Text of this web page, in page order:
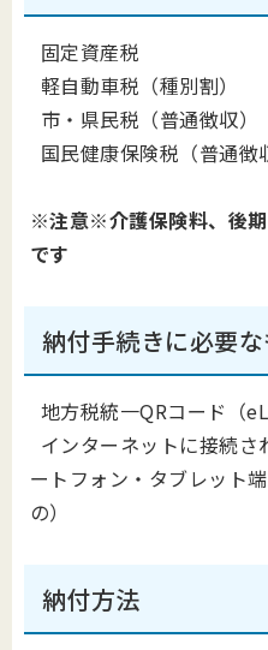
固定資産税
軽自動車税（種別割）
市・県民税（普通徴収）
国民健康保険税（普通徴
※注意※介護保険料、後
です
納付手続きに必要
地方税統一QRコード（
インターネットに接続
ートフォン・タブレット
の）
納付方法